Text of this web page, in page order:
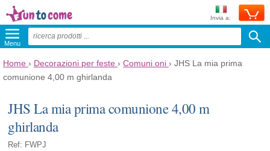
Invia a:
Menu
Home › Decorazioni per feste › Comuni oni › JHS La mia prima
comunione 4,00 m ghirlanda
JHS La mia prima comunione 4,00 m
ghirlanda
Ref: FWPJ